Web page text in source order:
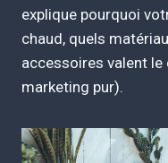
explique pourquoi
chaud, quels
accessoires valent
marketing pur).